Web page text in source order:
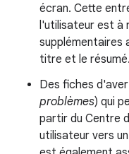
écran. Cette
l'utilisateur est à
supplémentaires
titre et le résumé.
Des fiches
problèmes) qui
partir du Centre
utilisateur vers